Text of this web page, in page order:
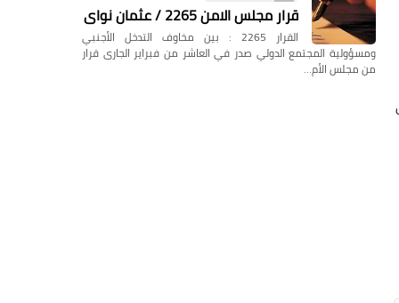
قرار مجلس الامن 2265 / عثمان نواى
القرار 2265 : بين مخاوف التدخل الأجنبي
ومسؤولية المجتمع الدولي صدر في العاشر من فبراير الجارى قرار
من مجلس الأم…